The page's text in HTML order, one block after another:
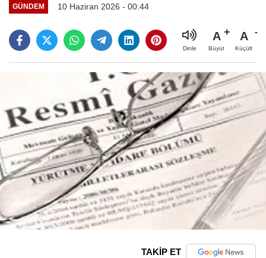
GÜNDEM 10 Haziran 2026 - 00:44
Dinle
A
Büyüt
A
Küçült
TAKİP ET